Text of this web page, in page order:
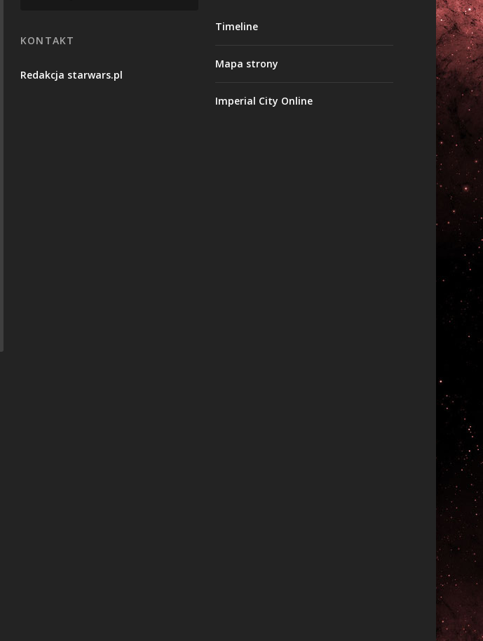
KONTAKT
Redakcja starwars.pl
Timeline
Mapa strony
Imperial City Online